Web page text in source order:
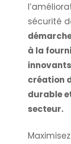
sécurité
à la
création
durable
secteur.